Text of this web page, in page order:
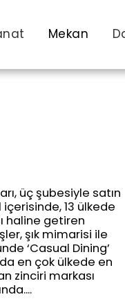
Mekan
üç şubesiyle satın
içerisinde, 13 ülkede
haline getiren
şık mimarisi ile
‘Casual Dining’
en çok ülkede en
zinciri markası